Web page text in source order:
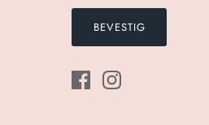
BEVESTIG